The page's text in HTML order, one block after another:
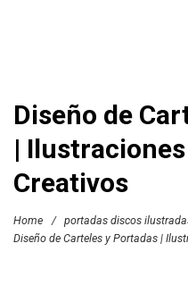
Diseño de
|
Creativos
Home / portadas discos
Diseño de Carteles y Portadas |